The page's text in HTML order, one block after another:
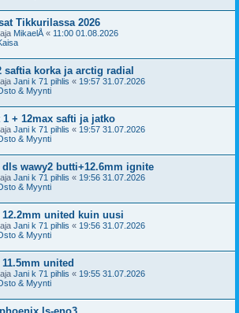
Tikkurilassa 2026
MikaelÅ « 11:00 01.08.2026
saftia korka ja arctig radial
Jani k 71 pihlis « 19:57 31.07.2026
& Myynti
1 + 12max safti ja jatko
Jani k 71 pihlis « 19:57 31.07.2026
& Myynti
dls wawy2 butti+12.6mm ignite
Jani k 71 pihlis « 19:56 31.07.2026
& Myynti
united kuin uusi
Jani k 71 pihlis « 19:56 31.07.2026
& Myynti
united
Jani k 71 pihlis « 19:55 31.07.2026
& Myynti